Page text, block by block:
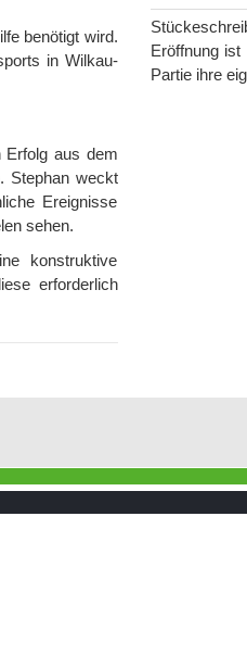
benötigt wird.
in Wilkau-
Erfolg aus dem
Stephan weckt
Ereignisse
sehen.
konstruktive
erforderlich
Eröffnung
Partie ihre